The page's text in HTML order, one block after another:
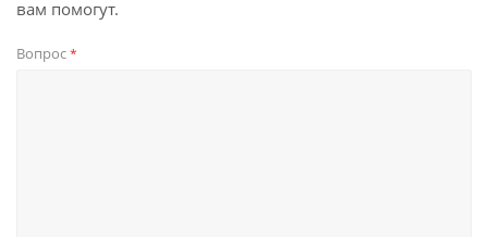
вам помогут.
Вопрос*